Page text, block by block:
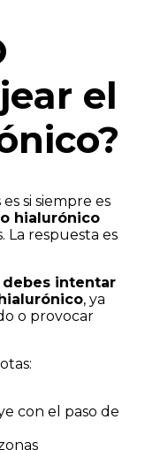
el
si siempre es
hialurónico
respuesta es
debes intentar
, ya
o provocar
con el paso de